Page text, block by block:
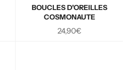
BOUCLES D'OREILLES
COSMONAUTE
Prix
24,90€